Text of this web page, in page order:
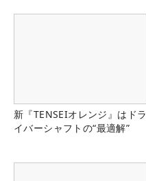
新『TENSEIオレンジ』はドラ
イバーシャフトの“最適解”